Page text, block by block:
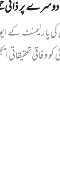
پر ذاتی
پارلیمنٹ کے
کو وفاقی